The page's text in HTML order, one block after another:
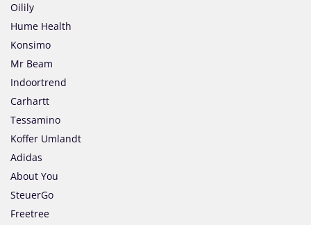
Oilily
Hume Health
Konsimo
Mr Beam
Indoortrend
Carhartt
Tessamino
Koffer Umlandt
Adidas
About You
SteuerGo
Freetree